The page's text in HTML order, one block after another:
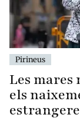
Pirineus
Les
els